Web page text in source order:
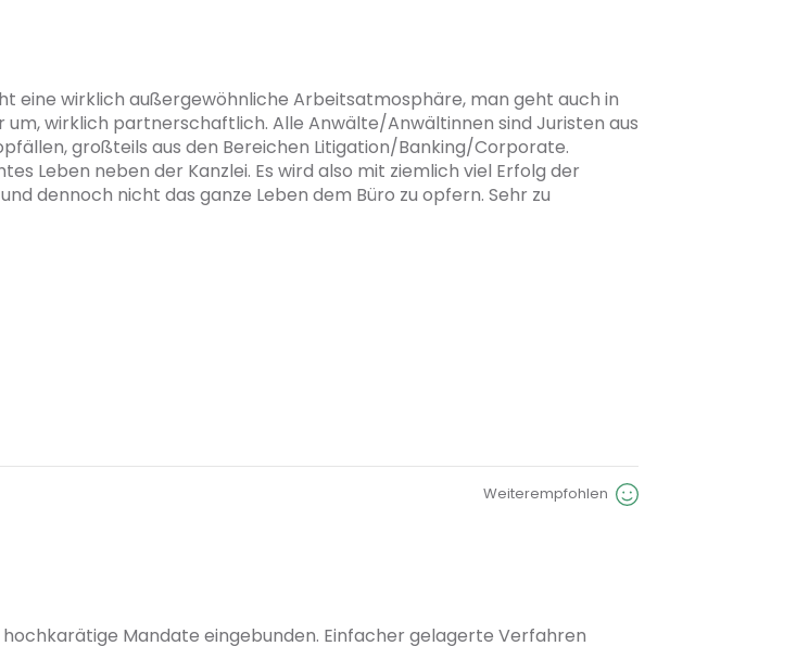
eine wirklich außergewöhnliche Arbeitsatmosphäre, man geht auch in
wirklich partnerschaftlich. Alle Anwälte/Anwältinnen sind Juristen aus
großteils aus den Bereichen Litigation/Banking/Corporate.
Leben neben der Kanzlei. Es wird also mit ziemlich viel Erfolg der
dennoch nicht das ganze Leben dem Büro zu opfern. Sehr zu
Weiterempfohlen
Mandate eingebunden. Einfacher gelagerte Verfahren